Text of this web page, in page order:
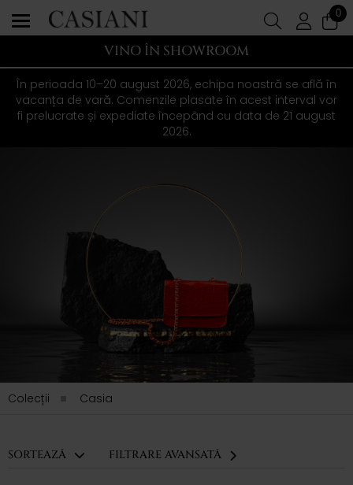
0
VINO ÎN SHOWROOM
În perioada 10–20 august 2026, echipa noastră se află în
vacanța de vară. Comenzile plasate în acest interval vor
fi prelucrate și expediate începând cu data de 21 august
2026.
Colecții Casia
SORTEAZĂ FILTRARE AVANSATĂ